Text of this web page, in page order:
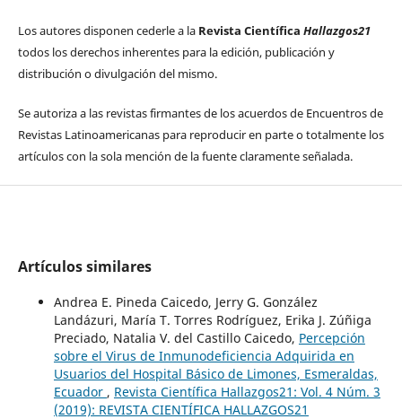
Los autores disponen cederle a la Revista Científica Hallazgos21
todos los derechos inherentes para la edición, publicación y
distribución o divulgación del mismo.
Se autoriza a las revistas firmantes de los acuerdos de Encuentros de
Revistas Latinoamericanas para reproducir en parte o totalmente los
artículos con la sola mención de la fuente claramente señalada.
Artículos similares
Andrea E. Pineda Caicedo, Jerry G. González
Landázuri, María T. Torres Rodríguez, Erika J. Zúñiga
Preciado, Natalia V. del Castillo Caicedo, Percepción
sobre el Virus de Inmunodeficiencia Adquirida en
Usuarios del Hospital Básico de Limones, Esmeraldas,
Ecuador , Revista Científica Hallazgos21: Vol. 4 Núm. 3
(2019): REVISTA CIENTÍFICA HALLAZGOS21